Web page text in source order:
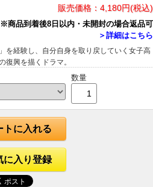
販売価格： 4,180円(税込)
※商品到着後8日以内・未開封の場合返品可
＞詳細はこちら
を経験し、自分自身を取り戻していく女子高
復興を描くドラマ。
数量
トに入れる
に入り登録